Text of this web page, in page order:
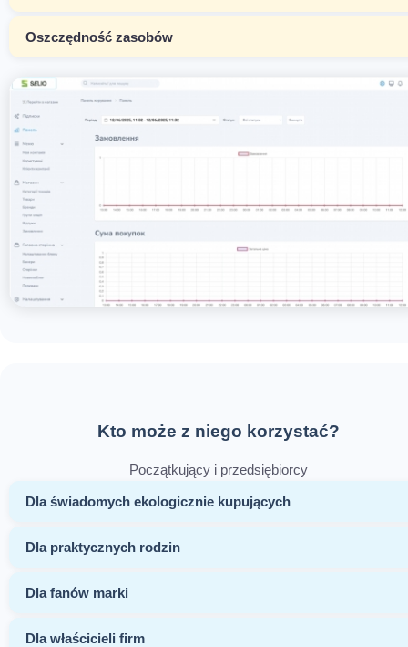
Oszczędność zasobów
Kto może z niego korzystać?
Początkujący i przedsiębiorcy
Dla świadomych ekologicznie kupujących
Dla praktycznych rodzin
Dla fanów marki
Dla właścicieli firm